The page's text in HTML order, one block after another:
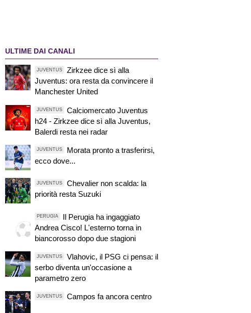
ULTIME DAI CANALI
JUVENTUS
Zirkzee dice sì alla
Juventus: ora resta da convincere il
Manchester United
JUVENTUS
Calciomercato Juventus
h24 - Zirkzee dice sì alla Juventus,
Balerdi resta nei radar
JUVENTUS
Morata pronto a trasferirsi,
ecco dove...
JUVENTUS
Chevalier non scalda: la
priorità resta Suzuki
PERUGIA
Il Perugia ha ingaggiato
Andrea Cisco! L'esterno torna in
biancorosso dopo due stagioni
JUVENTUS
Vlahovic, il PSG ci pensa: il
serbo diventa un'occasione a
parametro zero
JUVENTUS Campos fa ancora centro